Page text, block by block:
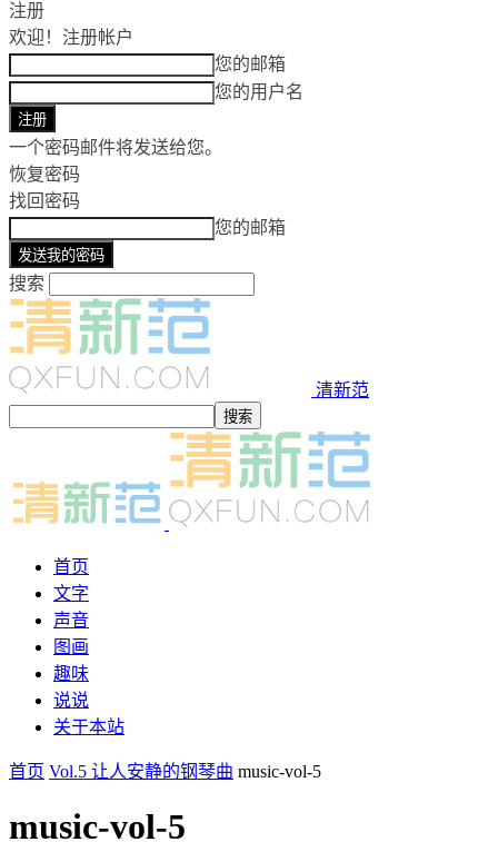
注册
欢迎！ 注册帐户
您的邮箱
您的用户名
一个密码邮件将发送给您。
恢复密码
找回密码
您的邮箱
搜索
清新范
首页
文字
声音
图画
趣味
说说
关于本站
首页 Vol.5 让人安静的钢琴曲 music-vol-5
music-vol-5